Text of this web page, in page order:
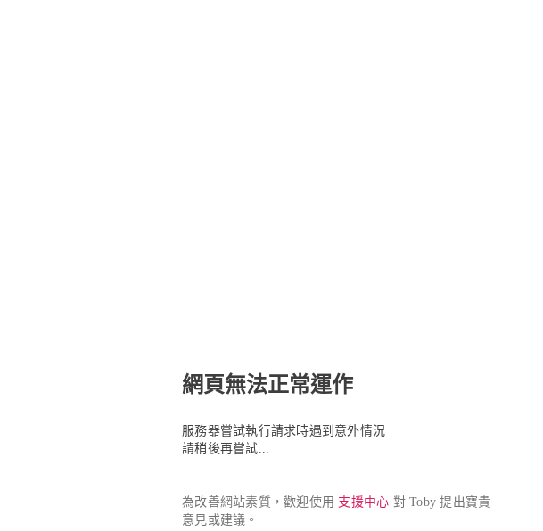
網頁無法正常運作
服務器嘗試執行請求時遇到意外情況
請稍後再嘗試...
為改善網站素質，歡迎使用 支援中心 對 Toby 提出寶貴
意見或建議。